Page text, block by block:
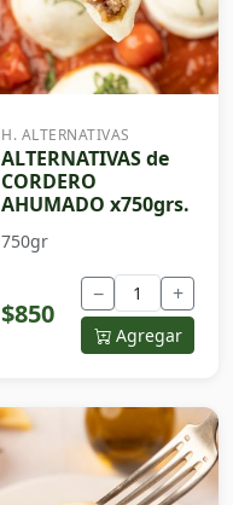
H. ALTERNATIVAS
ALTERNATIVAS de
CORDERO
AHUMADO x750grs.
750gr
$850
− +
Agregar